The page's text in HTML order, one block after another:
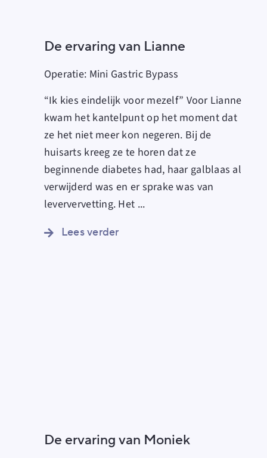
De ervaring van Lianne
Operatie: Mini Gastric Bypass
“Ik kies eindelijk voor mezelf” Voor Lianne
kwam het kantelpunt op het moment dat
ze het niet meer kon negeren. Bij de
huisarts kreeg ze te horen dat ze
beginnende diabetes had, haar galblaas al
verwijderd was en er sprake was van
leververvetting. Het ...
Lees verder
De ervaring van Moniek